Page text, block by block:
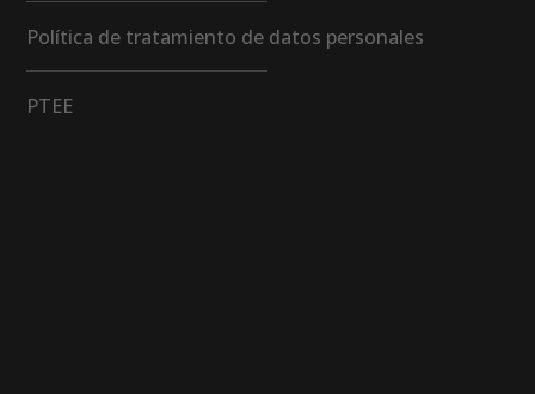
Política de tratamiento de datos personales
PTEE